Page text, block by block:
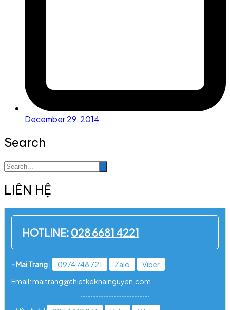
December 29, 2014
Search
LIÊN HỆ
HOTLINE: 028 6681 4221
- Mai Trang| 0974 748 721 Zalo
Viber
Email: maitrang@thietkekhainguyen.com